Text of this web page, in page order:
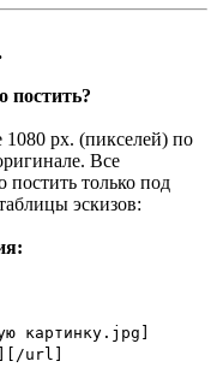
постить?
px. (пикселей) по
Все
только под
эскизов:
картинку.jpg]
url]